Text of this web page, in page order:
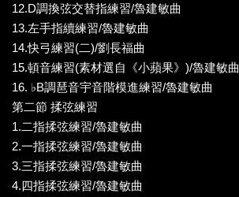
12.D調換弦交替指練習/魯建敏曲
13.左手指續練習/魯建敏曲
14.快弓練習(二)/劉長福曲
15.頓音練習(素材選自《小蘋果》)/魯建敏曲
16. ♭B調琶音宇音階模進練習/魯建敏曲
第二節 揉弦練習
1.二指揉弦練習/魯建敏曲
2.一指揉弦練習/魯建敏曲
3.三指揉弦練習/魯建敏曲
4.四指揉弦練習/魯建敏曲